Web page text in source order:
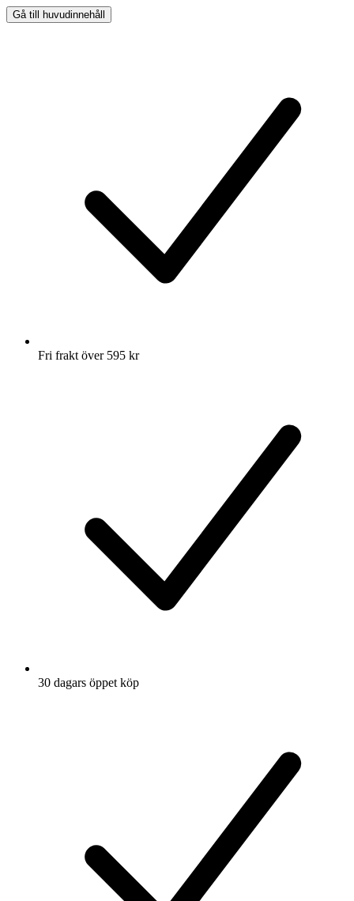
Gå till huvudinnehåll
Fri frakt över 595 kr
30 dagars öppet köp